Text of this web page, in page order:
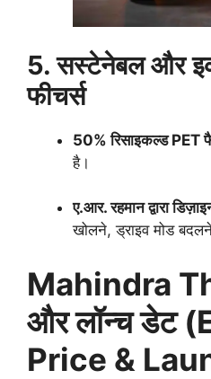
5. सस्टेनेबल और
फीचर्स
50% रिसाइकल्ड PET
है।
ए.आर. रहमान द्वारा
खोलने, ड्राइव मोड
Mahindra
और लॉन्च डेट
Price &